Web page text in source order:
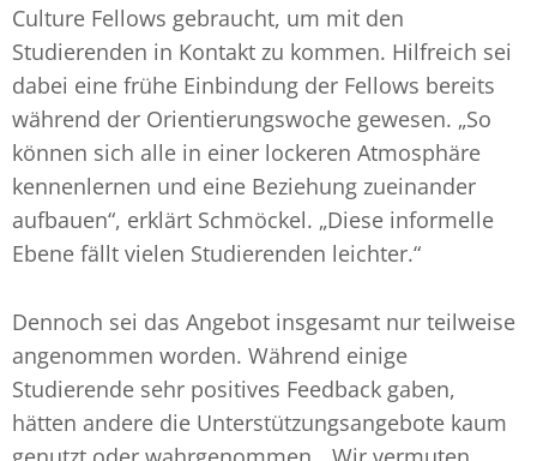
Culture Fellows gebraucht, um mit den
Studierenden in Kontakt zu kommen. Hilfreich sei
dabei eine frühe Einbindung der Fellows bereits
während der Orientierungswoche gewesen. „So
können sich alle in einer lockeren Atmosphäre
kennenlernen und eine Beziehung zueinander
aufbauen“, erklärt Schmöckel. „Diese informelle
Ebene fällt vielen Studierenden leichter.“
Dennoch sei das Angebot insgesamt nur teilweise
angenommen worden. Während einige
Studierende sehr positives Feedback gaben,
hätten andere die Unterstützungsangebote kaum